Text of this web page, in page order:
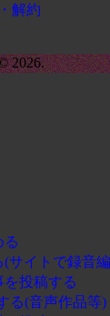
解約
2026.
る
サイトで録音
投稿する
る(音声作品等)